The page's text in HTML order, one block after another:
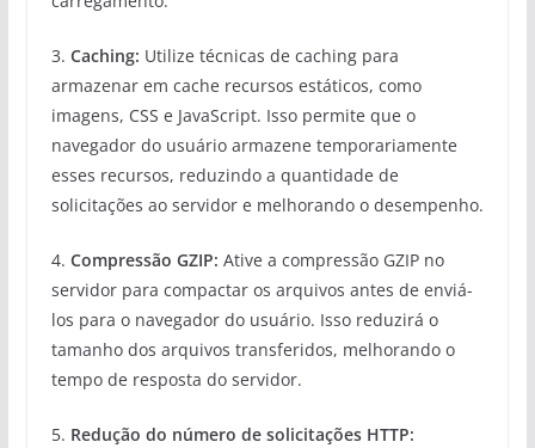
3. Caching: Utilize técnicas de caching para
armazenar em cache recursos estáticos, como
imagens, CSS e JavaScript. Isso permite que o
navegador do usuário armazene temporariamente
esses recursos, reduzindo a quantidade de
solicitações ao servidor e melhorando o desempenho.
4. Compressão GZIP: Ative a compressão GZIP no
servidor para compactar os arquivos antes de enviá-
los para o navegador do usuário. Isso reduzirá o
tamanho dos arquivos transferidos, melhorando o
tempo de resposta do servidor.
5. Redução do número de solicitações HTTP: